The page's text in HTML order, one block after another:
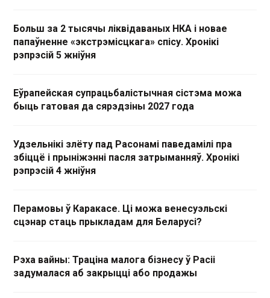
Больш за 2 тысячы ліквідаваных НКА і новае
папаўненне «экстрэмісцкага» спісу. Хронікі
рэпрэсій 5 жніўня
Еўрапейская супрацьбалістычная сістэма можа
быць гатовая да сярэдзіны 2027 года
Удзельнікі злёту пад Расонамі паведамілі пра
збіццё і прыніжэнні пасля затрыманняў. Хронікі
рэпрэсій 4 жніўня
Перамовы ў Каракасе. Ці можа венесуэльскі
сцэнар стаць прыкладам для Беларусі?
Рэха вайны: Траціна малога бізнесу ў Расіі
задумалася аб закрыцці або продажы